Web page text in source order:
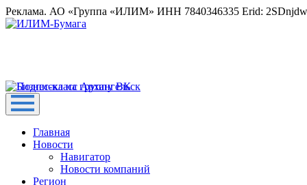
Реклама. АО «Группа «ИЛИМ» ИНН 7840346335 Erid:
Главная
Новости
Навигатор
Новости компаний
Регион